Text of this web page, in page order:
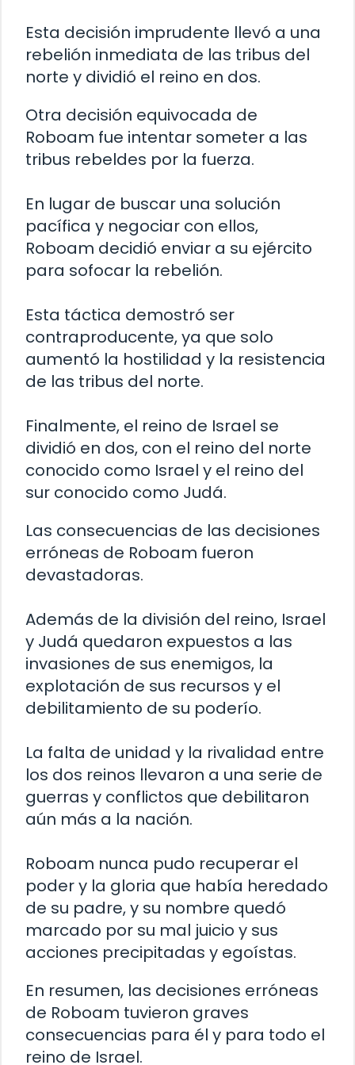
Esta decisión imprudente llevó a una
rebelión inmediata de las tribus del
norte y dividió el reino en dos.
Otra decisión equivocada de
Roboam fue intentar someter a las
tribus rebeldes por la fuerza.
En lugar de buscar una solución
pacífica y negociar con ellos,
Roboam decidió enviar a su ejército
para sofocar la rebelión.
Esta táctica demostró ser
contraproducente, ya que solo
aumentó la hostilidad y la resistencia
de las tribus del norte.
Finalmente, el reino de Israel se
dividió en dos, con el reino del norte
conocido como Israel y el reino del
sur conocido como Judá.
Las consecuencias de las decisiones
erróneas de Roboam fueron
devastadoras.
Además de la división del reino, Israel
y Judá quedaron expuestos a las
invasiones de sus enemigos, la
explotación de sus recursos y el
debilitamiento de su poderío.
La falta de unidad y la rivalidad entre
los dos reinos llevaron a una serie de
guerras y conflictos que debilitaron
aún más a la nación.
Roboam nunca pudo recuperar el
poder y la gloria que había heredado
de su padre, y su nombre quedó
marcado por su mal juicio y sus
acciones precipitadas y egoístas.
En resumen, las decisiones erróneas
de Roboam tuvieron graves
consecuencias para él y para todo el
reino de Israel.